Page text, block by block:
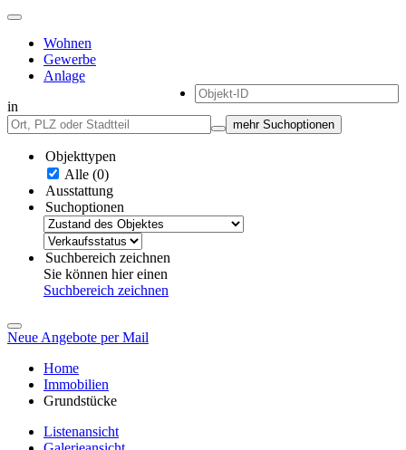
Wohnen
Gewerbe
Anlage
in
mehr Suchoptionen
Objekttypen
Alle (0)
Ausstattung
Suchoptionen
Suchbereich zeichnen
Sie können hier einen
Suchbereich zeichnen
Neue Angebote per Mail
Home
Immobilien
Grundstücke
Listenansicht